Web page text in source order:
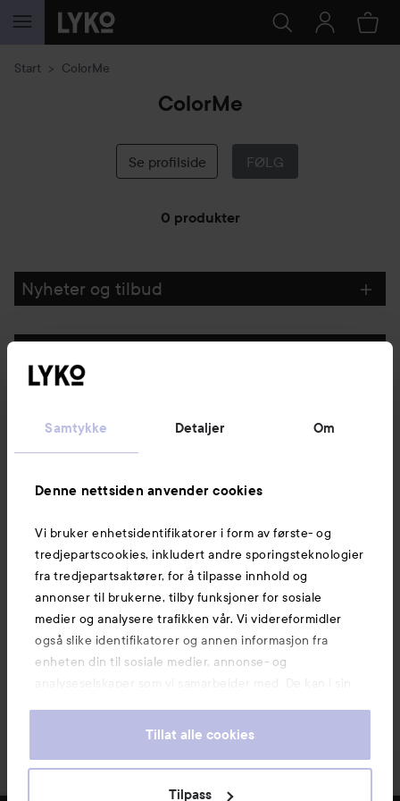
Samtykke Detaljer Om
Denne nettsiden anvender cookies
Vi bruker enhetsidentifikatorer i form av første- og
tredjepartscookies, inkludert andre sporingsteknologier
fra tredjepartsaktører, for å tilpasse innhold og
annonser til brukerne, tilby funksjoner for sosiale
medier og analysere trafikken vår. Vi videreformidler
også slike identifikatorer og annen informasjon fra
enheten din til sosiale medier, annonse- og
analyseselskaper som vi samarbeider med. De kan i sin
informasjon som du har oppgitt eller som de har samlet
våre cookies ved å fortsette å bruke nettsiden vår. For
informasjon om hvordan du kan endre innstillingene for
Tillat alle cookies
Tilpass
GÅ TIL INNHOLD
Start ColorMe
ColorMe
Se profilside FØLG
0 produkter
GÅ TIL FILTRE
Nyheter og tilbud
Også av interesse